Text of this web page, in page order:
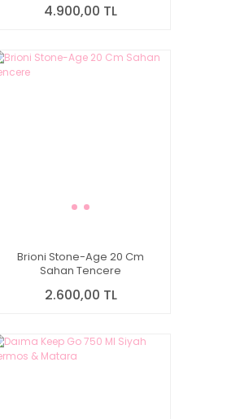
4.900,00 TL
Brioni Stone-Age 20 Cm
Sahan Tencere
2.600,00 TL